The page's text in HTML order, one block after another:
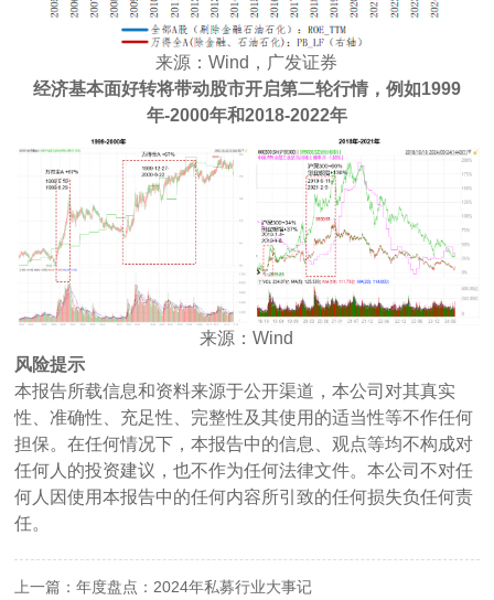
来源：Wind，广发证券
经济基本面好转将带动股市开启第二轮行情，例如1999
年-2000年和2018-2022年
来源：Wind
风险提示
本报告所载信息和资料来源于公开渠道，本公司对其真实
性、准确性、充足性、完整性及其使用的适当性等不作任何
担保。在任何情况下，本报告中的信息、观点等均不构成对
任何人的投资建议，也不作为任何法律文件。本公司不对任
何人因使用本报告中的任何内容所引致的任何损失负任何责
任。
上一篇：年度盘点：2024年私募行业大事记